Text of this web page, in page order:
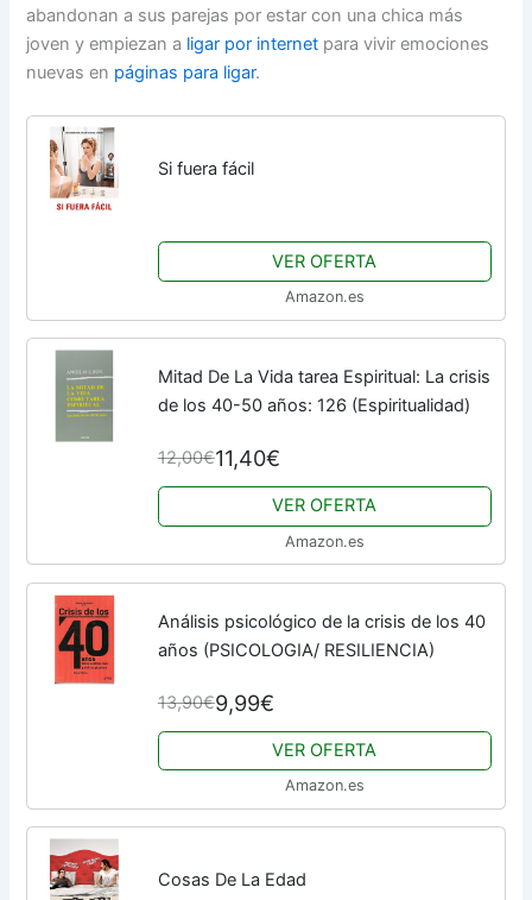
abandonan a sus parejas por estar con una chica más
joven y empiezan a ligar por internet para vivir emociones
nuevas en páginas para ligar.
Si fuera fácil
VER OFERTA
Amazon.es
Mitad De La Vida tarea Espiritual: La crisis
de los 40-50 años: 126 (Espiritualidad)
12,00€11,40€
VER OFERTA
Amazon.es
Análisis psicológico de la crisis de los 40
años (PSICOLOGIA/ RESILIENCIA)
13,90€9,99€
VER OFERTA
Amazon.es
Cosas De La Edad